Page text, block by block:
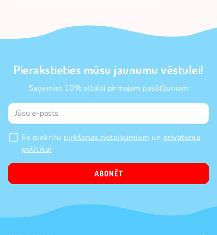
Pierakstieties mūsu jaunumu vēstulei!
Saņemiet 10% atlaidi pirmajam pasūtījumam
Es piekrītu pirkšanas noteikumiem un privātuma
politikai
ABONĒT